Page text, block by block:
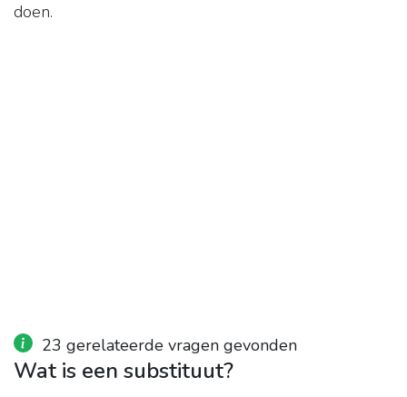
doen.
23 gerelateerde vragen gevonden
Wat is een substituut?